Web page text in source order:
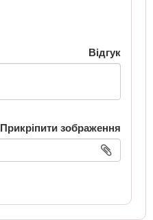
Відгук
Прикріпити зображення